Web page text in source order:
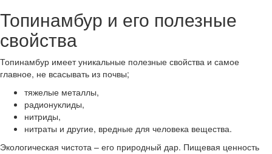
Топинамбур и его полезные
свойства
Топинамбур имеет уникальные полезные свойства и самое
главное, не всасывать из почвы;
тяжелые металлы,
радионуклиды,
нитриды,
нитраты и другие, вредные для человека вещества.
Экологическая чистота – его природный дар. Пищевая ценность